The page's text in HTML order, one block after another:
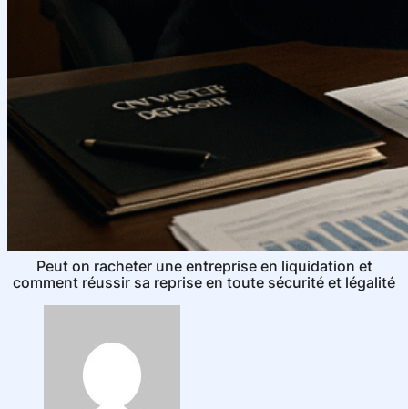
Peut on racheter une entreprise en liquidation et
comment réussir sa reprise en toute sécurité et légalité